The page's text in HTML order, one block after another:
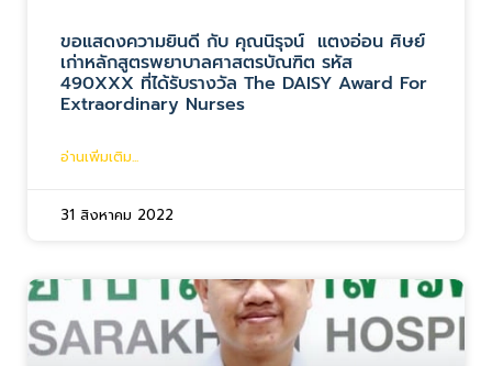
ขอแสดงความยินดี กับ คุณนิรุจน์ แตงอ่อน ศิษย์
เก่าหลักสูตรพยาบาลศาสตรบัณฑิต รหัส
490XXX ที่ได้รับรางวัล The DAISY Award For
Extraordinary Nurses
อ่านเพิ่มเติม...
31 สิงหาคม 2022